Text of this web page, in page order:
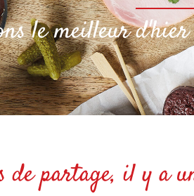
le meilleur
de partage, il y a